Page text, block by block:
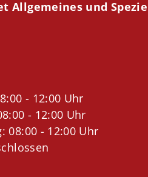
Allgemeines und
- 12:00 Uhr
- 12:00 Uhr
08:00 - 12:00 Uhr